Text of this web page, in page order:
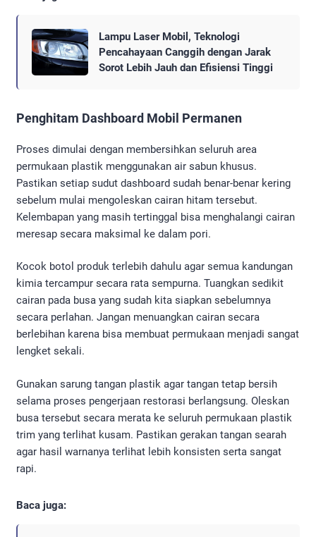
Lampu Laser Mobil, Teknologi
Pencahayaan Canggih dengan Jarak
Sorot Lebih Jauh dan Efisiensi Tinggi
Penghitam Dashboard Mobil Permanen
Proses dimulai dengan membersihkan seluruh area
permukaan plastik menggunakan air sabun khusus.
Pastikan setiap sudut dashboard sudah benar-benar kering
sebelum mulai mengoleskan cairan hitam tersebut.
Kelembapan yang masih tertinggal bisa menghalangi cairan
meresap secara maksimal ke dalam pori.
Kocok botol produk terlebih dahulu agar semua kandungan
kimia tercampur secara rata sempurna. Tuangkan sedikit
cairan pada busa yang sudah kita siapkan sebelumnya
secara perlahan. Jangan menuangkan cairan secara
berlebihan karena bisa membuat permukaan menjadi sangat
lengket sekali.
Gunakan sarung tangan plastik agar tangan tetap bersih
selama proses pengerjaan restorasi berlangsung. Oleskan
busa tersebut secara merata ke seluruh permukaan plastik
trim yang terlihat kusam. Pastikan gerakan tangan searah
agar hasil warnanya terlihat lebih konsisten serta sangat
rapi.
Baca juga: